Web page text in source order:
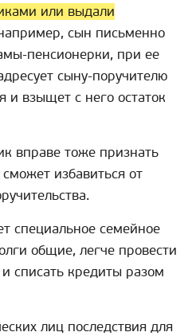
или выдали
сын письменно
пенсионерки, при ее
сыну-поручителю
и взыщет с него остаток
вправе тоже признать
избавиться от
специальное семейное
общие, легче провести
списать кредиты разом
лиц последствия для